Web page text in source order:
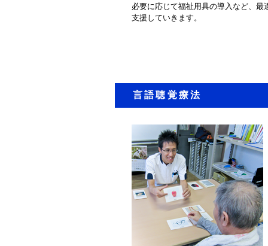
必要に応じて福祉用具の導入など、最
支援していきます。
言語聴覚療法